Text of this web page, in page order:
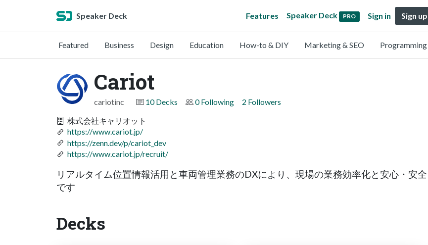
Speaker Deck Features Speaker Deck PRO Sign in Sign
Featured Business Design Education How-to & DIY Marketing & SEO Programming
Cariot
cariotinc 10 Decks 0 Following 2 Followers
株式会社キャリオット
https://www.cariot.jp/
https://zenn.dev/p/cariot_dev
https://www.cariot.jp/recruit/
リアルタイム位置情報活用と車両管理業務のDXにより、現場の業務効率化と安心・安
です
Decks